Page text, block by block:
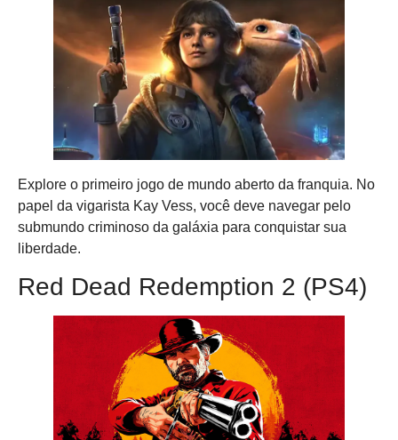
Explore o primeiro jogo de mundo aberto da franquia. No
papel da vigarista Kay Vess, você deve navegar pelo
submundo criminoso da galáxia para conquistar sua
liberdade.
Red Dead Redemption 2 (PS4)